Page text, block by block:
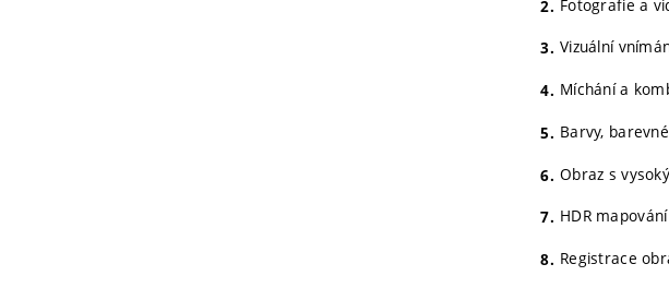
Fotografie a
Vizuální
Míchání a
Barvy,
Obraz s
HDR
Registrace